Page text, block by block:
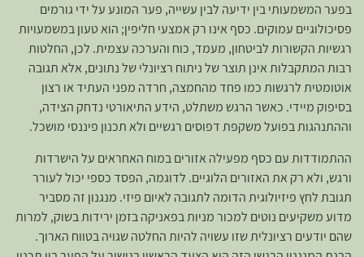
בפער המשמעותי בין ידיעה לבין עשייה, פער המונע על ידי גורמים
פסיכולוגיים עמוקים. כסף אינו רק אמצעי חליפין; הוא טעון במשמעויות
רגשיות הקשורות לביטחון, מעמד, כוח והערכה עצמית. לכן, החלטות
רבות המתקבלות אינן תוצר של ניתוח רציונלי של נתונים, אלא תגובה
אוטומטית לרגשות כמו פחד מהחמצה, חרדה מפני העתיד או רצון
בסיפוק מיידי. כאשר הרגש משתלט, הידע התיאורטי נדחק הצידה,
וההתנהגות בפועל משקפת דפוסים רגשיים ולא תכנון פיננסי מושכל.
ההתמודדות עם כסף מפעילה אזורים במוח האחראים על הישרדות
ורגש, ולא רק את האזורים הלוגיים. לדוגמה, הפסד כספי יכול לעורר
תגובת לחץ פיזיולוגית הדומה לתגובה לאיום פיזי. מנגנון זה מסביר
מדוע משקיעים נוטים למכור מניות בפאניקה בזמן ירידות בשוק, למרות
שהם יודעים רציונלית שזו עשויה להיות החלטה שגויה בטווח הארוך.